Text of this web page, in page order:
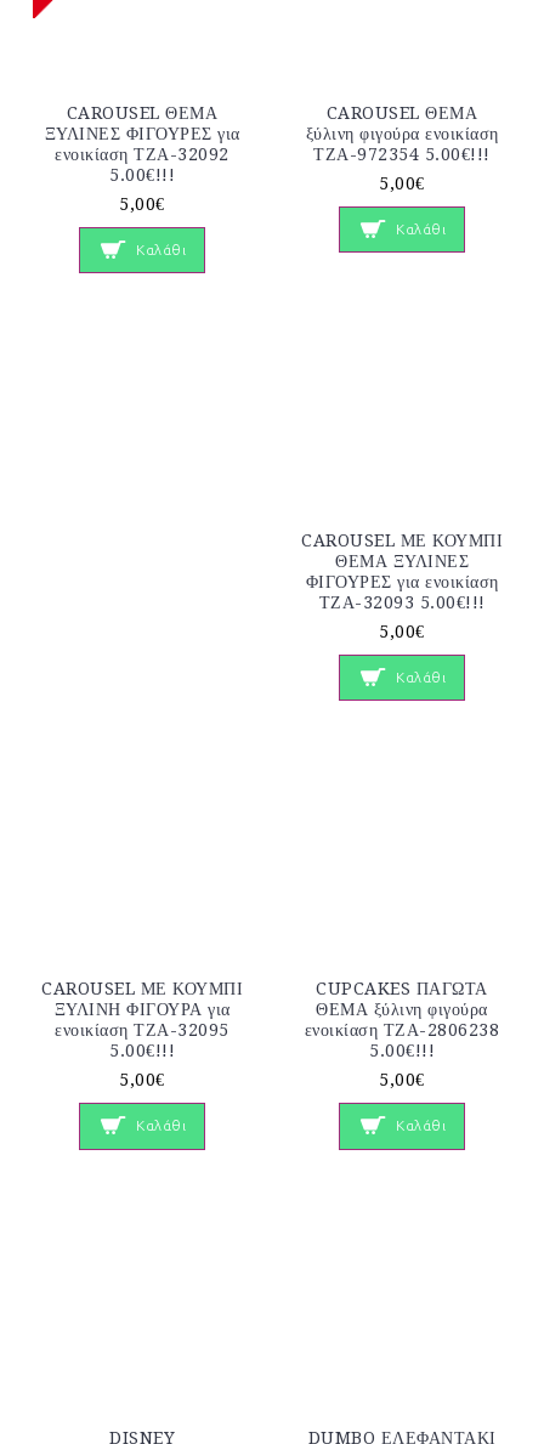
CAROUSEL ΘΕΜΑ
ΞΥΛΙΝΕΣ ΦΙΓΟΥΡΕΣ για
ενοικίαση ΤΖΑ-32092
5.00€!!!
5,00€
Καλάθι
CAROUSEL ΘΕΜΑ
ξύλινη φιγούρα ενοικίαση
ΤΖΑ-972354 5.00€!!!
5,00€
Καλάθι
CAROUSEL ΜΕ ΚΟΥΜΠΙ
ΘΕΜΑ ΞΥΛΙΝΕΣ
ΦΙΓΟΥΡΕΣ για ενοικίαση
ΤΖΑ-32093 5.00€!!!
5,00€
Καλάθι
CAROUSEL ΜΕ ΚΟΥΜΠΙ
ΞΥΛΙΝΗ ΦΙΓΟΥΡΑ για
ενοικίαση ΤΖΑ-32095
5.00€!!!
5,00€
Καλάθι
CUPCAKES ΠΑΓΩΤΑ
ΘΕΜΑ ξύλινη φιγούρα
ενοικίαση ΤΖΑ-2806238
5.00€!!!
5,00€
Καλάθι
DISNEY
DUMBO ΕΛΕΦΑΝΤΑΚΙ